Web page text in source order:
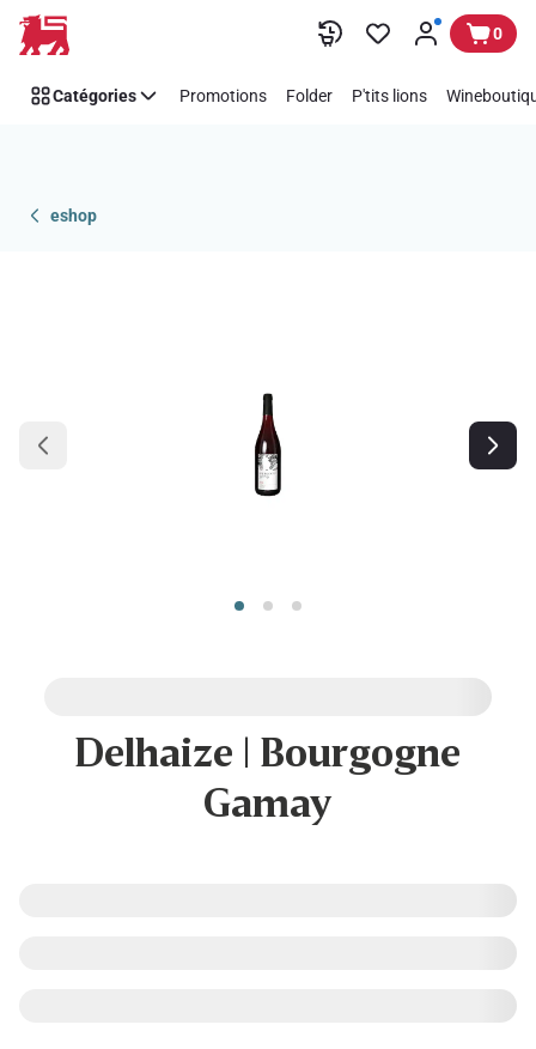
Passer 0
Catégories Promotions Folder P'tits lions
eshop
Delhaize | Bourgogne
Gamay